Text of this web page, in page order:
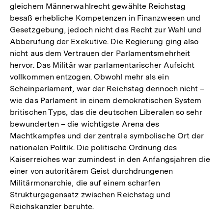
gleichem Männerwahlrecht gewählte Reichstag
besaß erhebliche Kompetenzen in Finanzwesen und
Gesetzgebung, jedoch nicht das Recht zur Wahl und
Abberufung der Exekutive. Die Regierung ging also
nicht aus dem Vertrauen der Parlamentsmehrheit
hervor. Das Militär war parlamentarischer Aufsicht
vollkommen entzogen. Obwohl mehr als ein
Scheinparlament, war der Reichstag dennoch nicht –
wie das Parlament in einem demokratischen System
britischen Typs, das die deutschen Liberalen so sehr
bewunderten – die wichtigste Arena des
Machtkampfes und der zentrale symbolische Ort der
nationalen Politik. Die politische Ordnung des
Kaiserreiches war zumindest in den Anfangsjahren die
einer von autoritärem Geist durchdrungenen
Militärmonarchie, die auf einem scharfen
Strukturgegensatz zwischen Reichstag und
Reichskanzler beruhte.